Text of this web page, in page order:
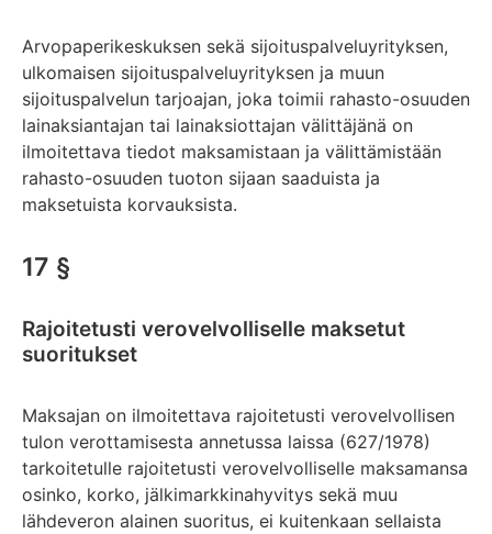
Arvopaperikeskuksen sekä sijoituspalveluyrityksen,
ulkomaisen sijoituspalveluyrityksen ja muun
sijoituspalvelun tarjoajan, joka toimii rahasto-osuuden
lainaksiantajan tai lainaksiottajan välittäjänä on
ilmoitettava tiedot maksamistaan ja välittämistään
rahasto-osuuden tuoton sijaan saaduista ja
maksetuista korvauksista.
17 §
Rajoitetusti verovelvolliselle maksetut
suoritukset
Maksajan on ilmoitettava rajoitetusti verovelvollisen
tulon verottamisesta annetussa laissa (627/1978)
tarkoitetulle rajoitetusti verovelvolliselle maksamansa
osinko, korko, jälkimarkkinahyvitys sekä muu
lähdeveron alainen suoritus, ei kuitenkaan sellaista